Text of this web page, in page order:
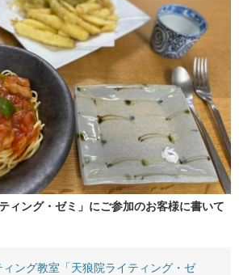
ィング・ゼミ」にご参加のお客様に書いて
ィング教室「天狼院ライティング・ゼ